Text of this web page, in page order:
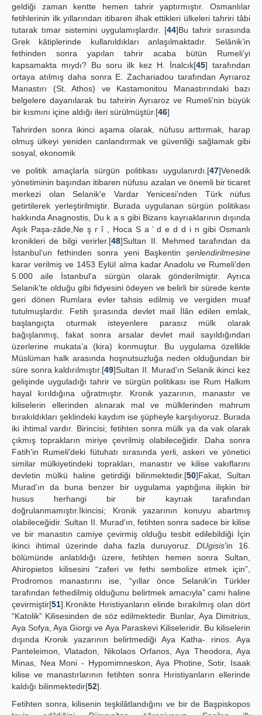
geldiği zaman kentte hemen tahrir yaptırmıştır. Osmanlılar
fetihlerinin ilk yıllarından itibaren ilhak ettikleri ülkeleri tahriri tâbi
tutarak tımar sistemini uygulamışlardır. [44]Bu tahrir sırasında
Grek kâtiplerinde kullanıldıkları anlaşılmaktadır. Selânik’in
fethinden sonra yapılan tahrir acaba bütün Rumeli’yi
kapsamakta mıydı? Bu soru ilk kez H. İnalcık[45] tarafından
ortaya atılmış daha sonra E. Zachariadou tarafından Ayrıaroz
Manastırı (St. Athos) ve Kastamonitou Manastırındaki bazı
belgelere dayanılarak bu tahririn Ayrıaroz ve Rumeli’nin büyük
bir kısmını içine aldığı ileri sürülmüştür.[46]
Tahrirden sonra ikinci aşama olarak, nüfusu arttırmak, harap
olmuş ülkeyi yeniden canlandırmak ve güvenliği sağlamak gibi
sosyal, ekonomik
ve politik amaçlarla sürgün politikası uygulanırdı.[47]Venedik
yönetiminin başından itibaren nüfusu azalan ve önemli bir ticaret
merkezi olan Selanik'e Vardar Yenicesi’nden Türk nüfus
getirtilerek yerleştirilmiştir. Burada uygulanan sürgün politikası
hakkında Anagnostis, Du k a s gibi Bizans kayrıaklarının dışında
Aşık Paşa-zâde,Ne ş r î , Hoca S a ’ d e d d i n gibi Osmanlı
kronikleri de bilgi verirler.[48]Sultan II. Mehmed tarafından da
İstanbul’un fethinden sonra yeni Başkentin şenlendirilmesine
karar verilmiş ve 1453 Eylül alma kadar Anadolu ve Rumeli'den
5.000 aile İstanbul'a sürgün olarak gönderilmiştir. Ayrıca
Selanik'te olduğu gibi fidyesini ödeyen ve belirli bir sürede kente
geri dönen Rumlara evler tahsis edilmiş ve vergiden muaf
tutulmuşlardır. Fetih şırasında devlet mail İlân edilen emlak,
başlangıçta oturmak isteyenlere parasız mülk olarak
bağışlanmış, fakat sonra arsalar devlet mail sayıldığından
üzerlerine mukata’a (kira) konmuştur. Bu uygulama özellikle
Müslüman halk arasında hoşnutsuzluğa neden olduğundan bir
süre sonra kaldırılmıştır.[49]Sultan II. Murad'ın Selanik ikinci kez
gelişinde uyguladığı tahrir ve sürgün politikası ise Rum Halkım
hayal kırıldığına uğratmıştır. Kronik yazarının, manastır ve
kiliselerin ellerinden alınarak mal ve mülklerinden mahrum
bırakıldıkları şeklindeki kaydım ise şüpheyle karşılıyoruz. Burada
iki ihtimal vardır. Birincisi; fetihten sonra mülk ya da vak olarak
çıkmış toprakların miriye çevrilmiş olabileceğidir. Daha sonra
Fatih'in Rumeli'deki fütuhatı sırasında yerli, askeri ve yönetici
similar mülkiyetindeki toprakları, manastır ve kilise vakıflarını
devletin mülkü haline getirdiği bilinmektedir.[50]Fakat, Sultan
Murad’ın da buna benzer bir uygulama yaptığına ilişkin bir
husus herhangi bir bir kayrıak tarafından
doğrulanmamıştır.İkincisi; Kronik yazarının konuyu abartmış
olabileceğidir. Sultan II. Murad'ın, fetihten sonra sadece bir kilise
ve bir manastın camiye çevirmiş olduğu tesbit edilebildiği İçin
ikinci ihtimal üzerinde daha fazla duruyoruz.DUgisis'in 16.
bölümünde anlatıldığı üzere, fetihten hemen sonra Sultan,
Ahiropietos kilisesini “zaferi ve fethi sembolize etmek için”,
Prodromos manastırını ise, “yıllar önce Selanik'in Türkler
tarafından fethedilmiş olduğunu belirtmek amacıyla” cami haline
çevirmiştir[51].Kronikte Hıristiyanların elinde bırakılmış olan dört
“Katolik” Kilisesinden de söz edilmektedir. Bunlar, Aya Dimitrius,
Aya Sofya, Aya Giorgi ve Aya Paraskevi Kiliseleridir. Bu kiliselerin
dışında Kronik yazarının belirtmediği Aya Katha- rinos. Aya
Panteleimon, Vlatadon, Nikolaos Orfanos, Aya Theodora, Aya
Minas, Nea Moni - Hypomimneskon, Aya Photine, Sotir, Isaak
kilise ve manastırlarının fetihten sonra Hıristiyanların ellerinde
kaldığı bilinmektedir[52].
Fetihten sonra, kilisenin teşkilâtlandığını ve bir de Başpiskopos